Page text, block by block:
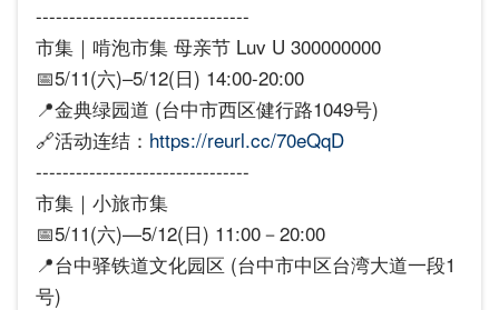
--------------------------------
市集｜啃泡市集 母亲节 Luv U 300000000
📅5/11(六)–5/12(日) 14:00-20:00
📍金典绿园道 (台中市西区健行路1049号)
🔗活动连结： https://reurl.cc/70eQqD
--------------------------------
市集｜小旅市集
📅5/11(六)—5/12(日) 11:00－20:00
📍台中驿铁道文化园区 (台中市中区台湾大道一段1
号)